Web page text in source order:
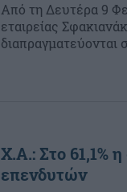
Από τη Δευτέρα 9
εταιρείας
διαπραγματεύονται
Χ.Α.: Στο 61,1%
επενδυτών